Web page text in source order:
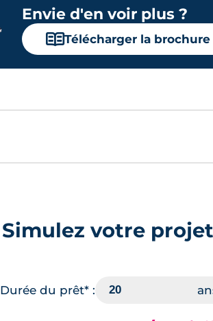
Envie d'en voir plus ?
📖Télécharger la
Simulez votre projet
Durée du prêt* :